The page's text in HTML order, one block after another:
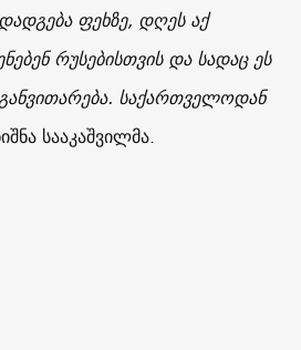
ფეხზე, დღეს აქ
რუსებისთვის და სადაც ეს
საქართველოდან
სააკაშვილმა.